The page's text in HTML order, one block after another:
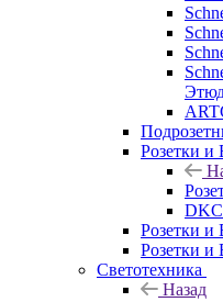
Розетки
Розетки
Розетки
Светотехника
Назад